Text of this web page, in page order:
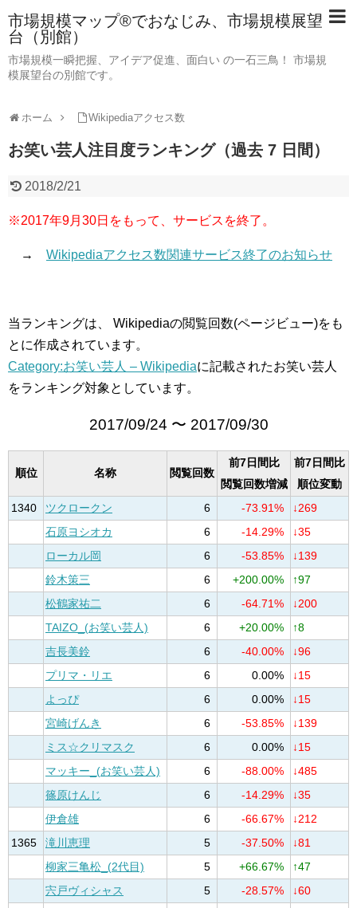
市場規模マップ®でおなじみ、市場規模展望
台（別館）
市場規模一瞬把握、アイデア促進、面白い の一石三鳥！ 市場規
模展望台の別館です。
ホーム Wikipediaアクセス数
お笑い芸人注目度ランキング（過去 7 日間）
2018/2/21
※2017年9月30日をもって、サービスを終了。
→ Wikipediaアクセス数関連サービス終了のお知らせ
当ランキングは、 Wikipediaの閲覧回数(ページビュー)をも
とに作成されています。
Category:お笑い芸人 – Wikipediaに記載されたお笑い芸人
をランキング対象としています。
2017/09/24 〜 2017/09/30
順位 名称 閲覧回数
前7日間比
閲覧回数増減
前7日間比
順位変動
1340
ツクロークン 6 -73.91%
↓269
石原ヨシオカ
6 -14.29%
↓35
ローカル岡
6 -53.85%
↓139
鈴木策三
6 +200.00%
↑97
松鶴家祐二
6 -64.71%
↓200
TAIZO_(お笑い芸人)
6 +20.00%
↑8
吉長美鈴
6 -40.00%
↓96
プリマ・リエ
6 0.00%
↓15
よっぴ
6 0.00%
↓15
宮崎げんき
6 -53.85%
↓139
ミス☆クリマスク
6 0.00%
↓15
マッキー_(お笑い芸人)
6 -88.00%
↓485
篠原けんじ
6 -14.29%
↓35
伊倉雄
6 -66.67%
↓212
1365
滝川恵理 5 -37.50%
↓81
柳家三亀松_(2代目)
5 +66.67%
↑47
宍戸ヴィシャス
5 -28.57%
↓60